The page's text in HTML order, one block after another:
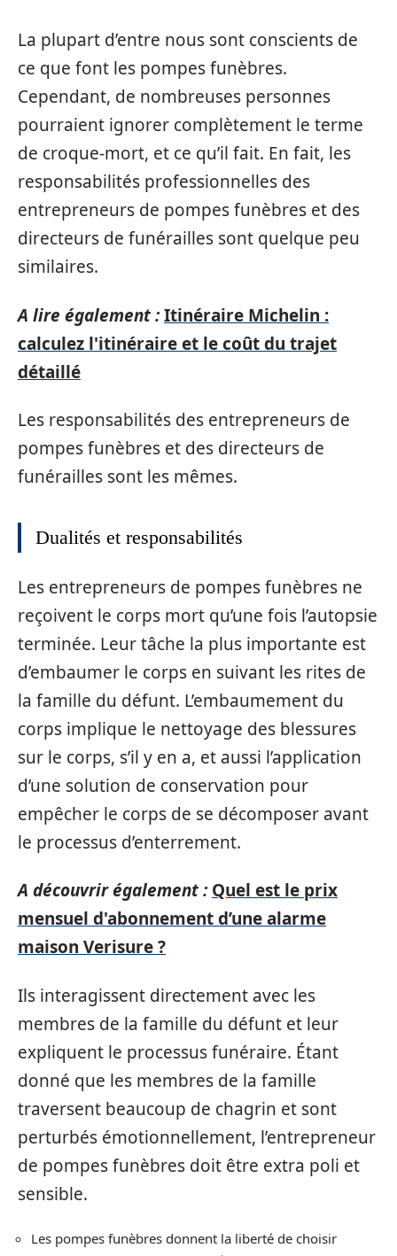
La plupart d’entre nous sont conscients de
ce que font les pompes funèbres.
Cependant, de nombreuses personnes
pourraient ignorer complètement le terme
de croque-mort, et ce qu’il fait. En fait, les
responsabilités professionnelles des
entrepreneurs de pompes funèbres et des
directeurs de funérailles sont quelque peu
similaires.
A lire également :Itinéraire Michelin :
calculez l'itinéraire et le coût du trajet
détaillé
Les responsabilités des entrepreneurs de
pompes funèbres et des directeurs de
funérailles sont les mêmes.
Dualités et responsabilités
Les entrepreneurs de pompes funèbres ne
reçoivent le corps mort qu’une fois l’autopsie
terminée. Leur tâche la plus importante est
d’embaumer le corps en suivant les rites de
la famille du défunt. L’embaumement du
corps implique le nettoyage des blessures
sur le corps, s’il y en a, et aussi l’application
d’une solution de conservation pour
empêcher le corps de se décomposer avant
le processus d’enterrement.
A découvrir également : Quel est le prix
mensuel d'abonnement d’une alarme
maison Verisure ?
Ils interagissent directement avec les
membres de la famille du défunt et leur
expliquent le processus funéraire. Étant
donné que les membres de la famille
traversent beaucoup de chagrin et sont
perturbés émotionnellement, l’entrepreneur
de pompes funèbres doit être extra poli et
sensible.
Les pompes funèbres donnent la liberté de choisir